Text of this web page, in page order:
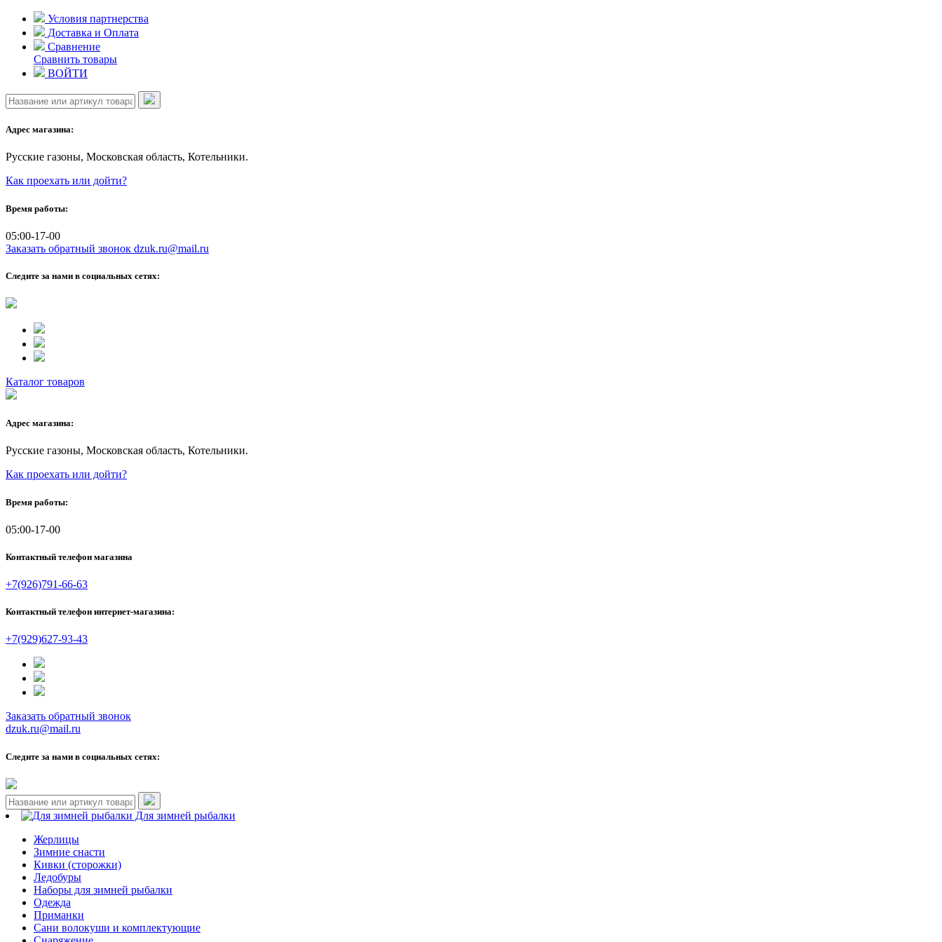
Skip
content
Условия партнерства
Доставка и Оплата
Сравнение
Сравнить товары
ВОЙТИ
Адрес магазина:
Русские газоны, Московская область, Котельники.
Как проехать или дойти?
Время работы:
05:00-17-00
Заказать обратный звонок dzuk.ru@mail.ru
Следите за нами в социальных сетях:
Каталог товаров
Адрес магазина:
Русские газоны, Московская область, Котельники.
Как проехать или дойти?
Время работы:
05:00-17-00
Контактный телефон магазина
+7(926)791-66-63
Контактный телефон интернет-магазина:
+7(929)627-93-43
Заказать обратный звонок
dzuk.ru@mail.ru
Следите за нами в социальных сетях:
Для зимней рыбалки
Жерлицы
Зимние снасти
Кивки (сторожки)
Ледобуры
Наборы для зимней рыбалки
Одежда
Приманки
Сани волокуши и комплектующие